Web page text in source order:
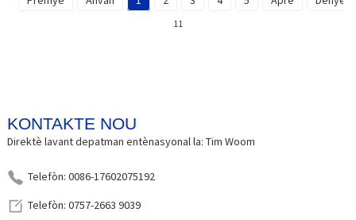
11
KONTAKTE NOU
Direktè lavant depatman entènasyonal la: Tim Woom
Telefòn: 0086-17602075192
Telefòn: 0757-2663 9039